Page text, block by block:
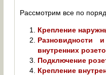
Рассмотрим все по
Крепление
Разновидности
внутренних
Подключение
Крепление